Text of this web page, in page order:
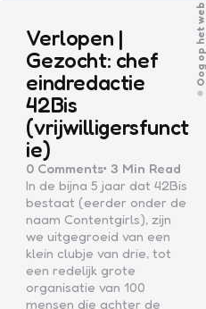
Verlopen |
Gezocht: chef
eindredactie
42Bis
(vrijwilligersfunct
ie)
0 Comments 3 Min Read
In de bijna 5 jaar dat 42Bis
bestaat (eerder onder de
naam Contentgirls), zijn
we uitgegroeid van een
klein clubje van drie, tot
een redelijk grote
organisatie van 100
mensen die achter de
Oog op het web